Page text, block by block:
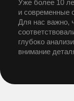
Уже более 10
и современные
Для нас важно,
глубоко
внимание